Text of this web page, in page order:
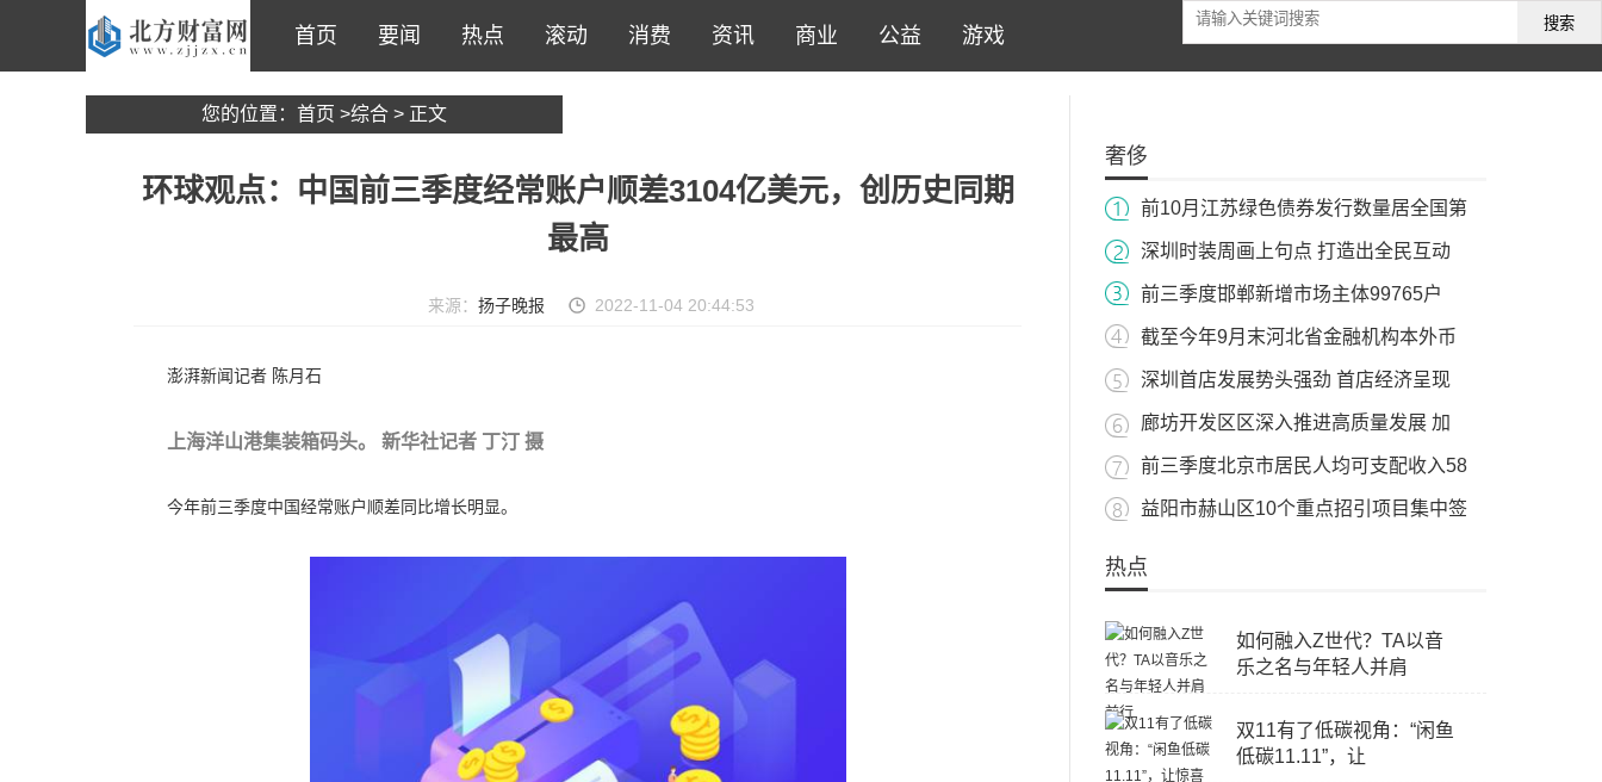
首页 要闻 热点 滚动 消费 资讯 商业 公益 游戏
搜索
您的位置： 首页 >综合 > 正文
环球观点：中国前三季度经常账户顺差3104亿美元，创历史同期
最高
来源： 扬子晚报 2022-11-04 20:44:53
澎湃新闻记者 陈月石
上海洋山港集装箱码头。 新华社记者 丁汀 摄
今年前三季度中国经常账户顺差同比增长明显。
奢侈
前10月江苏绿色债券发行数量居全国第
深圳时装周画上句点 打造出全民互动
前三季度邯郸新增市场主体99765户
截至今年9月末河北省金融机构本外币
深圳首店发展势头强劲 首店经济呈现
廊坊开发区区深入推进高质量发展 加
前三季度北京市居民人均可支配收入58
益阳市赫山区10个重点招引项目集中签
热点
如何融入Z世代？TA以音
乐之名与年轻人并肩
双11有了低碳视角：“闲鱼
低碳11.11”，让